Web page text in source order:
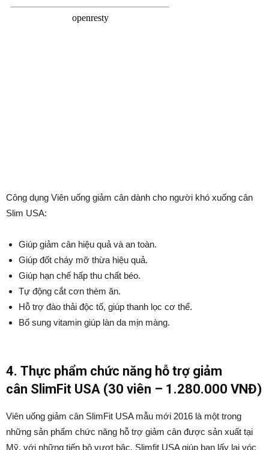
Công dụng Viên uống giảm cân dành cho người khó xuống cân
Slim USA:
Giúp giảm cân hiệu quả và an toàn.
Giúp đốt cháy mỡ thừa hiệu quả.
Giúp hạn chế hấp thu chất béo.
Tự động cắt cơn thèm ăn.
Hỗ trợ đào thải độc tố, giúp thanh lọc cơ thể.
Bổ sung vitamin giúp làn da mịn màng.
4. Thực phẩm chức năng hỗ trợ giảm
cân SlimFit USA (30 viên – 1.280.000 VNĐ)
Viên uống giảm cân SlimFit USA mẫu mới 2016 là một trong
những sản phẩm chức năng hỗ trợ giảm cân được sản xuất tại
Mỹ, với những tiến bộ vượt bậc, Slimfit USA giúp bạn lấy lại vóc